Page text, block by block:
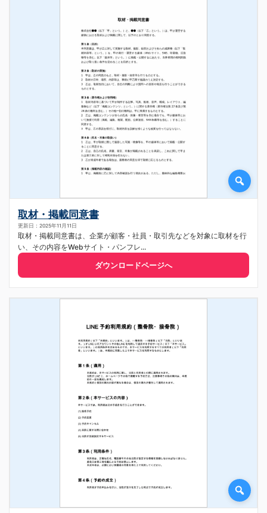
取材・掲載同意書
更新日：2025年11月11日
取材・掲載同意書は、企業が顧客・社員・取引先などを対象に取材を行
い、その内容をWebサイト・パンフレ...
ダウンロードページへ